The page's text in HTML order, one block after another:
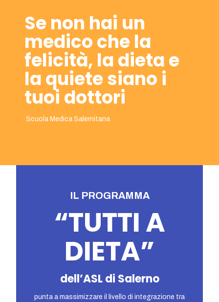
Se non hai un
medico che la
felicità, la dieta e
la quiete siano i
tuoi dottori
Scuola Medica Salernitana
IL PROGRAMMA
“TUTTI A
DIETA”
dell’ASL di Salerno
punta a massimizzare il livello di integrazione tra